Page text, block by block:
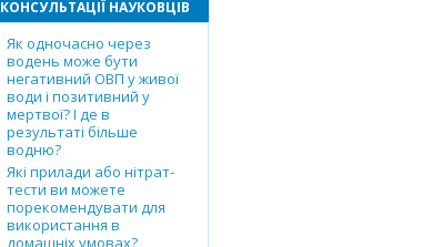
КОНСУЛЬТАЦІЇ НАУКОВЦІВ
Як одночасно через
водень може бути
негативний ОВП у живої
води і позитивний у
мертвої? І де в
результаті більше
водню?
Які прилади або нітрат-
тести ви можете
порекомендувати для
використання в
домашніх умовах?